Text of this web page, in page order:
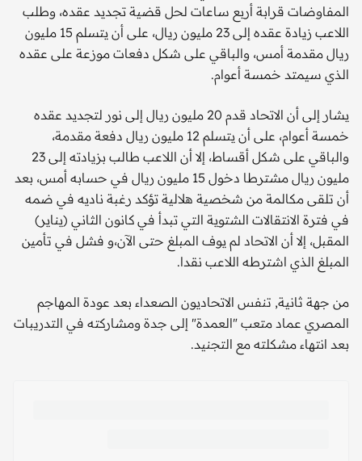
المفاوضات قرابة أربع ساعات لحل قضية تجديد عقده، وطلب
اللاعب زيادة عقده إلى 23 مليون ريال، على أن يتسلم 15 مليون
ريال مقدمة أمس، والباقي على شكل دفعات موزعة على عقده
الذي سيمتد خمسة أعوام.
يشار إلى أن الاتحاد قدم 20 مليون ريال إلى نور لتجديد عقده
خمسة أعوام، على أن يتسلم 12 مليون ريال دفعة مقدمة،
والباقي على شكل أقساط، إلا أن اللاعب طالب بزيادته إلى 23
مليون ريال مشترطا دخول 15 مليون ريال في حسابه أمس، بعد
أن تلقى مكالمة من شخصية هلالية تؤكد رغبة ناديه في ضمه
في فترة الانتقالات الشتوية التي تبدأ في كانون الثاني (يناير)
المقبل، إلا أن الاتحاد لم يوف المبلغ حتى الآن،و فشل في تأمين
المبلغ الذي اشترطه اللاعب نقدا.
من جهة ثانية, تنفس الاتحاديون الصعداء بعد عودة المهاجم
المصري عماد متعب "العمدة" إلى جدة ومشاركته في التدريبات
بعد انتهاء مشكلته مع التجنيد.